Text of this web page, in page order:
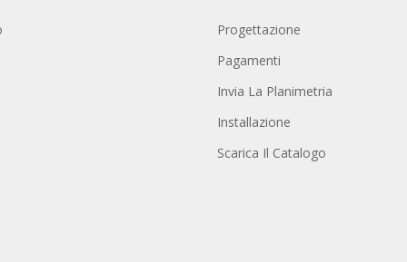
Progettazione
Pagamenti
Invia La Planimetria
Installazione
Scarica Il Catalogo